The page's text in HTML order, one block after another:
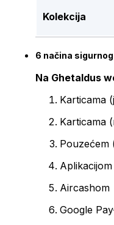
Kolekcija
6 načina
Na Ghetaldus
Karticama
Karticama
Pouzećem
Aircashom
Google